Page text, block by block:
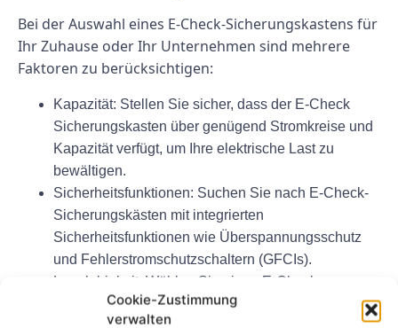
Cookie-Zustimmung
verwalten
Bei der Auswahl eines E-Check-Sicherungskastens für
Ihr Zuhause oder Ihr Unternehmen sind mehrere
Faktoren zu berücksichtigen:
Kapazität: Stellen Sie sicher, dass der E-Check
Sicherungskasten über genügend Stromkreise und
Kapazität verfügt, um Ihre elektrische Last zu
bewältigen.
Sicherheitsfunktionen: Suchen Sie nach E-Check-
Sicherungskästen mit integrierten
Sicherheitsfunktionen wie Überspannungsschutz
und Fehlerstromschutzschaltern (GFCIs).
Langlebigkeit: Wählen Sie einen E-Check
Sicherungskasten aus hochwertigen Materialien,